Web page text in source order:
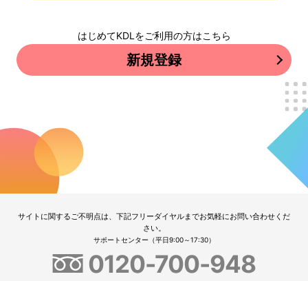
はじめてKDLをご利用の方はこちら
新規登録
サイトに関するご不明点は、下記フリーダイヤルまでお気軽にお問い合わせくだ
さい。
サポートセンター（平日9:00～17:30）
0120-700-948